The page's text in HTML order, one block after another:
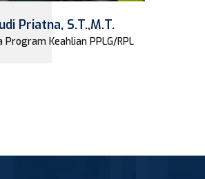
Priatna, S.T.,M.T.
Program Keahlian PPLG/RPL